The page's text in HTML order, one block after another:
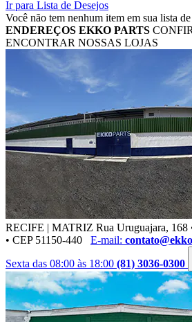
Ir para Lista de Desejos
Você não tem nenhum item em sua lista de
ENDEREÇOS EKKO PARTS
ENCONTRAR NOSSAS LOJAS
RECIFE | MATRIZ Rua Uruguajara, 168
• CEP 51150-440
E-mail:
Sexta das 08:00 às 18:00 (81) 3036-0300